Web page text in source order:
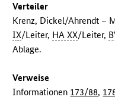
Verteiler
Krenz, Dickel/Ahrendt –
IX/Leiter, HA XX/Leiter,
Ablage.
Verweise
Informationen 173/88,